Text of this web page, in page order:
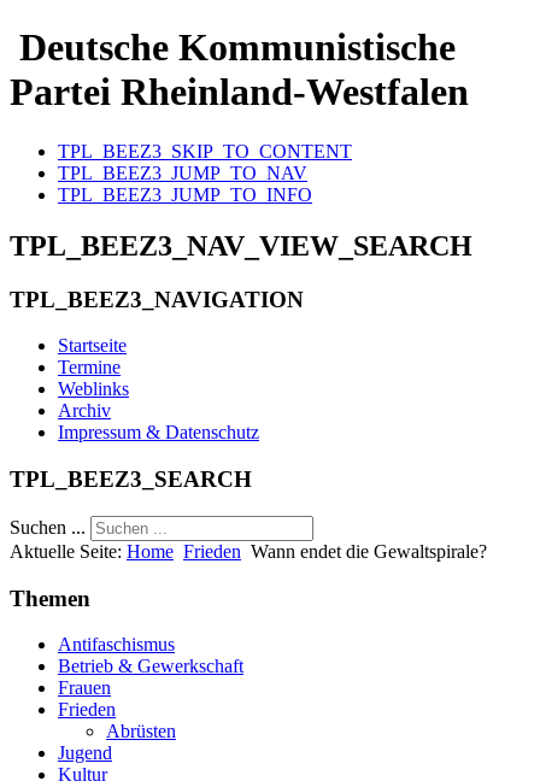
Deutsche Kommunistische
Partei Rheinland-Westfalen
TPL_BEEZ3_SKIP_TO_CONTENT
TPL_BEEZ3_JUMP_TO_NAV
TPL_BEEZ3_JUMP_TO_INFO
TPL_BEEZ3_NAV_VIEW_SEARCH
TPL_BEEZ3_NAVIGATION
Startseite
Termine
Weblinks
Archiv
Impressum & Datenschutz
TPL_BEEZ3_SEARCH
Suchen ...
Aktuelle Seite: Home Frieden Wann endet die Gewaltspirale?
Themen
Antifaschismus
Betrieb & Gewerkschaft
Frauen
Frieden
Abrüsten
Jugend
Kultur